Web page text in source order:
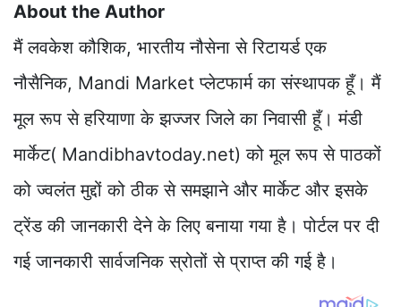
About the Author
मैं लवकेश कौशिक, भारतीय नौसेना से रिटायर्ड एक
नौसैनिक, Mandi Market प्लेटफार्म का संस्थापक हूँ। मैं
मूल रूप से हरियाणा के झज्जर जिले का निवासी हूँ। मंडी
मार्केट( Mandibhavtoday.net) को मूल रूप से पाठकों
को ज्वलंत मुद्दों को ठीक से समझाने और मार्केट और इसके
ट्रेंड की जानकारी देने के लिए बनाया गया है। पोर्टल पर दी
गई जानकारी सार्वजनिक स्रोतों से प्राप्त की गई है।